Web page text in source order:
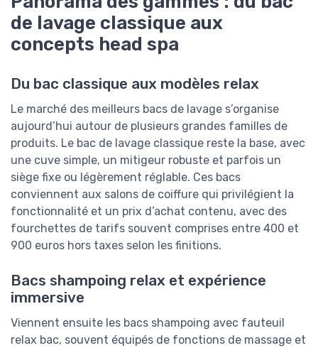
de lavage classique aux
concepts head spa
Du bac classique aux modèles relax
Le marché des meilleurs bacs de lavage s’organise
aujourd’hui autour de plusieurs grandes familles de
produits. Le bac de lavage classique reste la base, avec
une cuve simple, un mitigeur robuste et parfois un
siège fixe ou légèrement réglable. Ces bacs
conviennent aux salons de coiffure qui privilégient la
fonctionnalité et un prix d’achat contenu, avec des
fourchettes de tarifs souvent comprises entre 400 et
900 euros hors taxes selon les finitions.
Bacs shampoing relax et expérience
immersive
Viennent ensuite les bacs shampoing avec fauteuil
relax bac, souvent équipés de fonctions de massage et